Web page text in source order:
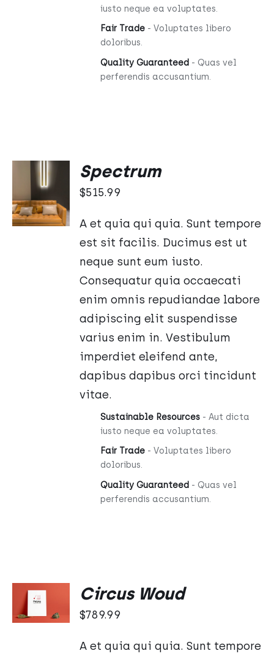
iusto neque ea voluptates.
Fair Trade- Voluptates libero
doloribus.
Quality Guaranteed - Quas vel
perferendis accusantium.
DODAJ
DO
KOSZYKA
/
SZCZEGÓŁY
Spectrum
$515.99
A et quia qui quia. Sunt tempore
est sit facilis. Ducimus est ut
neque sunt eum iusto.
Consequatur quia occaecati
enim omnis repudiandae labore
adipiscing elit suspendisse
varius enim in. Vestibulum
imperdiet eleifend ante,
dapibus dapibus orci tincidunt
vitae.
Sustainable Resources- Aut dicta
iusto neque ea voluptates.
Fair Trade- Voluptates libero
doloribus.
Quality Guaranteed - Quas vel
perferendis accusantium.
DO
KOSZYKA
Circus Woud
$789.99
A et quia qui quia. Sunt tempore